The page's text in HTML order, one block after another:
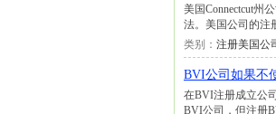
美国Connectcut州
法。美国公司的注
类别： 注册美国公
BVI公司如果不
在BVI注册成立公
BVI公司，但注册